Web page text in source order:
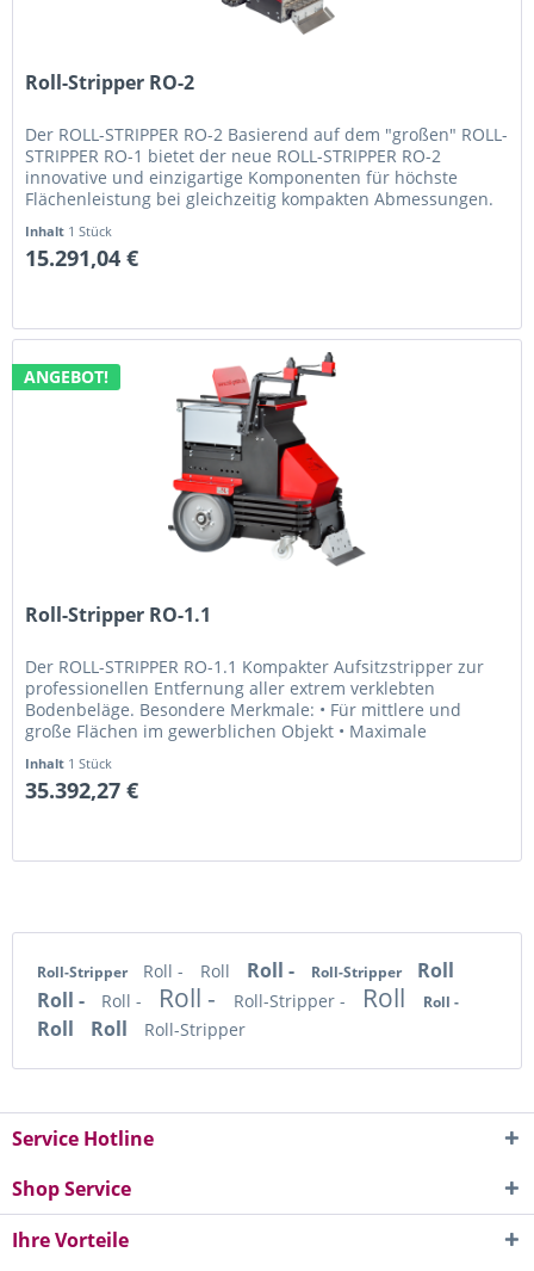
Roll-Stripper RO-2
Der ROLL-STRIPPER RO-2 Basierend auf dem "großen" ROLL-
STRIPPER RO-1 bietet der neue ROLL-STRIPPER RO-2
innovative und einzigartige Komponenten für höchste
Flächenleistung bei gleichzeitig kompakten Abmessungen.
Inhalt 1 Stück
15.291,04 €
ANGEBOT!
Roll-Stripper RO-1.1
Der ROLL-STRIPPER RO-1.1 Kompakter Aufsitzstripper zur
professionellen Entfernung aller extrem verklebten
Bodenbeläge. Besondere Merkmale: • Für mittlere und
große Flächen im gewerblichen Objekt • Maximale
Inhalt 1 Stück
35.392,27 €
Roll-Stripper Roll - Roll Roll - Roll-Stripper
Roll
Roll -
Roll - Roll - Roll-Stripper - Roll Roll -
Roll Roll Roll-Stripper
Service Hotline
Shop Service
Ihre Vorteile